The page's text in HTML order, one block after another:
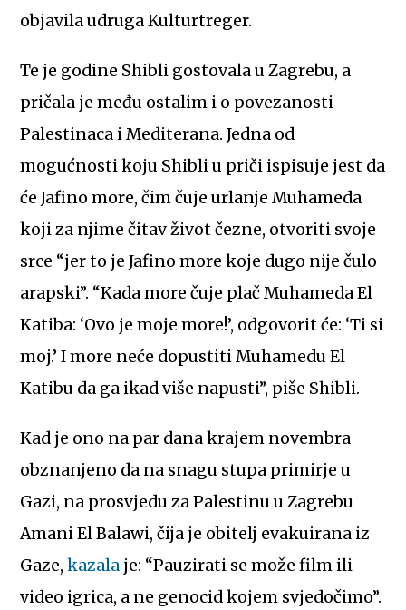
objavila udruga Kulturtreger.
Te je godine Shibli gostovala u Zagrebu, a
pričala je među ostalim i o povezanosti
Palestinaca i Mediterana. Jedna od
mogućnosti koju Shibli u priči ispisuje jest da
će Jafino more, čim čuje urlanje Muhameda
koji za njime čitav život čezne, otvoriti svoje
srce “jer to je Jafino more koje dugo nije čulo
arapski”. “Kada more čuje plač Muhameda El
Katiba: ‘Ovo je moje more!’, odgovorit će: ‘Ti si
moj.’ I more neće dopustiti Muhamedu El
Katibu da ga ikad više napusti”, piše Shibli.
Kad je ono na par dana krajem novembra
obznanjeno da na snagu stupa primirje u
Gazi, na prosvjedu za Palestinu u Zagrebu
Amani El Balawi, čija je obitelj evakuirana iz
Gaze,kazala je: “Pauzirati se može film ili
video igrica, a ne genocid kojem svjedočimo”.